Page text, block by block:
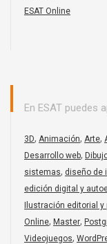
ESAT Online
En ESAT puedes
3D, Animación, Arte,
Desarrollo web,
sistemas, diseño de
edición digital y
Ilustración editorial y
Online, Master,
Videojuegos,